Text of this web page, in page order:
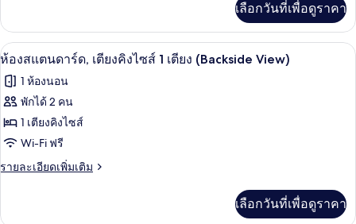
คิง
ไซส์
1
เตียง,
วิว
สวน
หย่อม
เกี่ยว
กับ
ห้อง
เตียง
คิง
เตียง,
สวน
เลือกวันที่เพื่อดูราคา
เปิด
ภาพถ่าย
ทั้งหมด
ของ
ห้อง
สแตนดาร์ด,
คิง
เครื่องนอนป้องกันสารก่อภูมิแพ้, ตู้นิรภั
4
ห้องสแตนดาร์ด, เตียงคิงไซส์ 1 เตียง (Backside View)
1 ห้องนอน
พักได้ 2 คน
1 เตียงคิงไซส์
Wi-Fi ฟรี
รายละเอียดเพิ่มเติม
ราย
เลือกวันที่เพื่อดูราคา